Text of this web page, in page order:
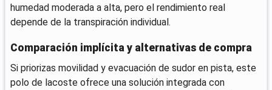
humedad moderada a alta, pero el rendimiento real
depende de la transpiración individual.
Comparación implícita y alternativas de compra
Si priorizas movilidad y evacuación de sudor en pista, este
polo de lacoste ofrece una solución integrada con